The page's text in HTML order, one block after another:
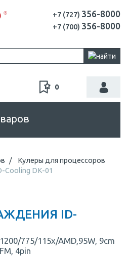
+7 (727) 356-8000
+7 (700) 356-8000
0
Кулеры для процессоров
Cooling DK-01
ID-
775/115x/AMD,95W, 9cm
4pin